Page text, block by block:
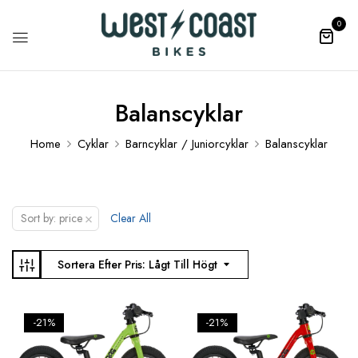
0
Balanscyklar
Home Cyklar Barncyklar / Juniorcyklar Balanscyklar
Sort by: price × Clear All
Sortera Efter Pris: Lågt Till Högt
-21% -21%